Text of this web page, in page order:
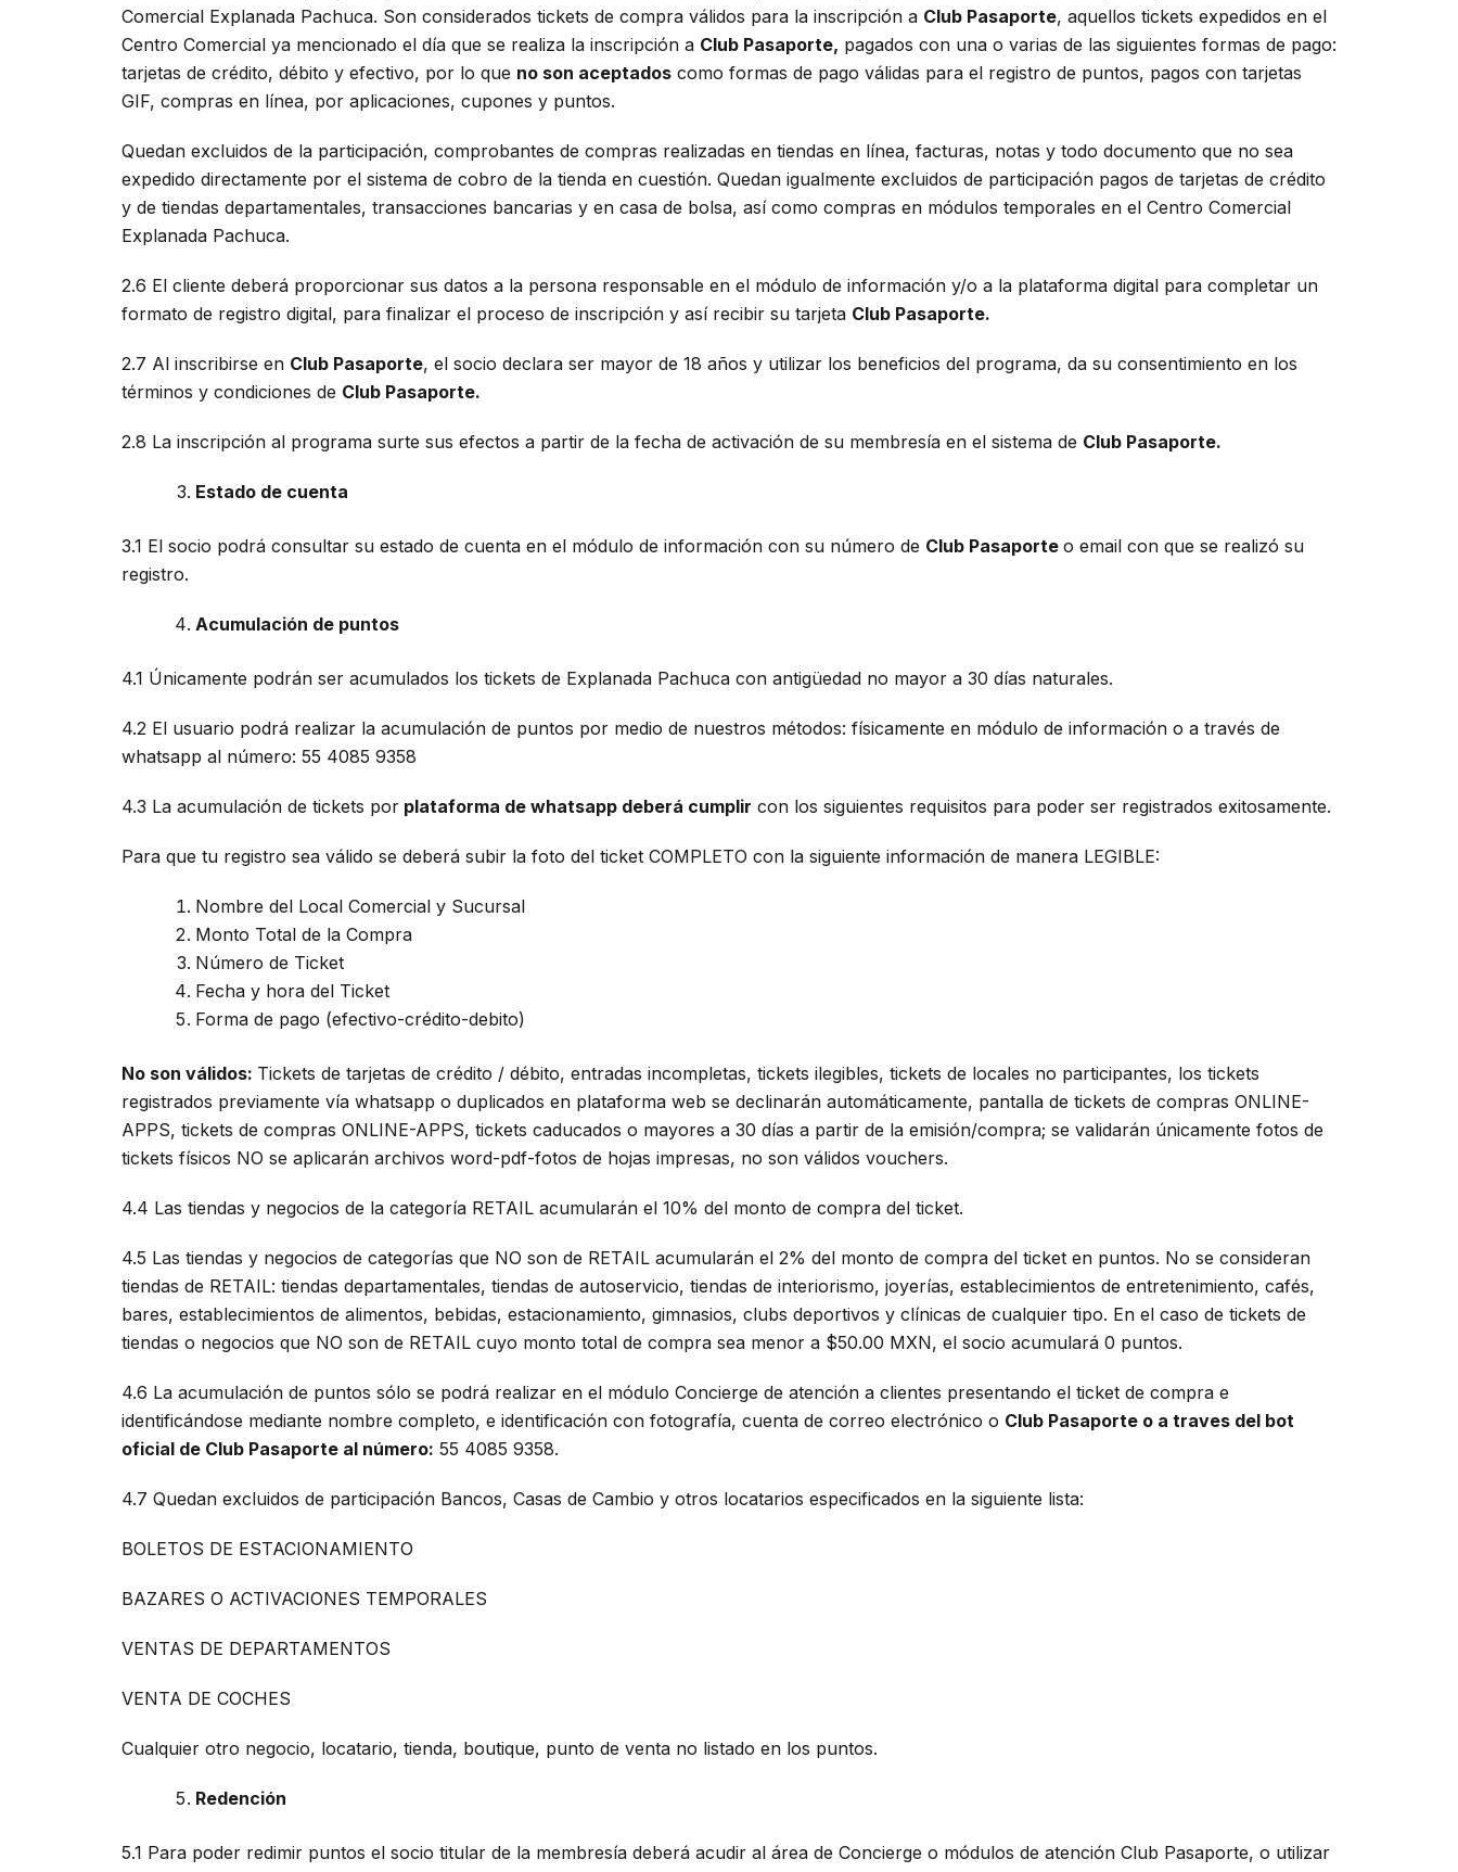
Comercial Explanada Pachuca. Son considerados tickets de compra válidos para la inscripción a Club Pasaporte, aquellos tickets expedidos en el
Centro Comercial ya mencionado el día que se realiza la inscripción a Club Pasaporte, pagados con una o varias de las siguientes formas de pago:
tarjetas de crédito, débito y efectivo, por lo que no son aceptados como formas de pago válidas para el registro de puntos, pagos con tarjetas
GIF, compras en línea, por aplicaciones, cupones y puntos.
Quedan excluidos de la participación, comprobantes de compras realizadas en tiendas en línea, facturas, notas y todo documento que no sea
expedido directamente por el sistema de cobro de la tienda en cuestión. Quedan igualmente excluidos de participación pagos de tarjetas de crédito
y de tiendas departamentales, transacciones bancarias y en casa de bolsa, así como compras en módulos temporales en el Centro Comercial
Explanada Pachuca.
2.6 El cliente deberá proporcionar sus datos a la persona responsable en el módulo de información y/o a la plataforma digital para completar un
formato de registro digital, para finalizar el proceso de inscripción y así recibir su tarjeta Club Pasaporte.
2.7 Al inscribirse en Club Pasaporte, el socio declara ser mayor de 18 años y utilizar los beneficios del programa, da su consentimiento en los
términos y condiciones de Club Pasaporte.
2.8 La inscripción al programa surte sus efectos a partir de la fecha de activación de su membresía en el sistema de Club Pasaporte.
Estado de cuenta
3.1 El socio podrá consultar su estado de cuenta en el módulo de información con su número de Club Pasaporte o email con que se realizó su
registro.
Acumulación de puntos
4.1 Únicamente podrán ser acumulados los tickets de Explanada Pachuca con antigüedad no mayor a 30 días naturales.
4.2 El usuario podrá realizar la acumulación de puntos por medio de nuestros métodos: físicamente en módulo de información o a través de
whatsapp al número: 55 4085 9358
4.3 La acumulación de tickets por plataforma de whatsapp deberá cumplir con los siguientes requisitos para poder ser registrados exitosamente.
Para que tu registro sea válido se deberá subir la foto del ticket COMPLETO con la siguiente información de manera LEGIBLE:
Nombre del Local Comercial y Sucursal
Monto Total de la Compra
Número de Ticket
Fecha y hora del Ticket
Forma de pago (efectivo-crédito-debito)
No son válidos: Tickets de tarjetas de crédito / débito, entradas incompletas, tickets ilegibles, tickets de locales no participantes, los tickets
registrados previamente vía whatsapp o duplicados en plataforma web se declinarán automáticamente, pantalla de tickets de compras ONLINE-
APPS, tickets de compras ONLINE-APPS, tickets caducados o mayores a 30 días a partir de la emisión/compra; se validarán únicamente fotos de
tickets físicos NO se aplicarán archivos word-pdf-fotos de hojas impresas, no son válidos vouchers.
4.4 Las tiendas y negocios de la categoría RETAIL acumularán el 10% del monto de compra del ticket.
4.5 Las tiendas y negocios de categorías que NO son de RETAIL acumularán el 2% del monto de compra del ticket en puntos. No se consideran
tiendas de RETAIL: tiendas departamentales, tiendas de autoservicio, tiendas de interiorismo, joyerías, establecimientos de entretenimiento, cafés,
bares, establecimientos de alimentos, bebidas, estacionamiento, gimnasios, clubs deportivos y clínicas de cualquier tipo. En el caso de tickets de
tiendas o negocios que NO son de RETAIL cuyo monto total de compra sea menor a $50.00 MXN, el socio acumulará 0 puntos.
4.6 La acumulación de puntos sólo se podrá realizar en el módulo Concierge de atención a clientes presentando el ticket de compra e
identificándose mediante nombre completo, e identificación con fotografía, cuenta de correo electrónico o Club Pasaporte o a traves del bot
oficial de Club Pasaporte al número: 55 4085 9358.
4.7 Quedan excluidos de participación Bancos, Casas de Cambio y otros locatarios especificados en la siguiente lista:
BOLETOS DE ESTACIONAMIENTO
BAZARES O ACTIVACIONES TEMPORALES
VENTAS DE DEPARTAMENTOS
VENTA DE COCHES
Cualquier otro negocio, locatario, tienda, boutique, punto de venta no listado en los puntos.
Redención
5.1 Para poder redimir puntos el socio titular de la membresía deberá acudir al área de Concierge o módulos de atención Club Pasaporte, o utilizar